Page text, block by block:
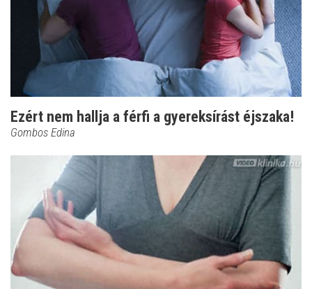
Ezért nem hallja a férfi a gyereksírást éjszaka!
Gombos Edina